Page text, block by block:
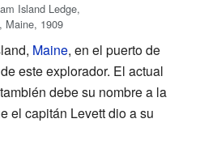
Island Ledge,
Maine, 1909
Maine, en el puerto de
este explorador. El actual
debe su nombre a la
el capitán Levett dio a su